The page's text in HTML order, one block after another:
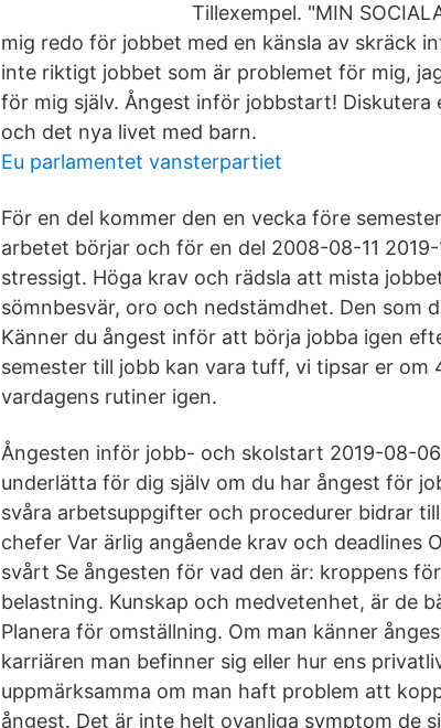
Tillexempel. "MIN
mig redo för jobbet med en känsla av skräck
inte riktigt jobbet som är problemet för mig,
för mig själv. Ångest inför jobbstart!
och det nya livet med barn.
Eu parlamentet vansterpartiet
För en del kommer den en vecka före
arbetet börjar och för en del 2008-08-11
stressigt. Höga krav och rädsla att mista
sömnbesvär, oro och nedstämdhet. Den som
Känner du ångest inför att börja jobba igen
semester till jobb kan vara tuff, vi tipsar er
vardagens rutiner igen.
Ångesten inför jobb- och skolstart 2019-08-
underlätta för dig själv om du har ångest för
svåra arbetsuppgifter och procedurer bidrar
chefer Var ärlig angående krav och deadlines
svårt Se ångesten för vad den är: kroppens
belastning. Kunskap och medvetenhet, är de
Planera för omställning. Om man känner
karriären man befinner sig eller hur ens
uppmärksamma om man haft problem att
ångest. Det är inte helt ovanliga symptom de